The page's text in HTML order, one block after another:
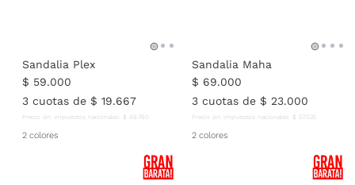
Sandalia Plex
$ 59.000
3cuotas de $ 19.667
Precio sin impuestos nacionales: $ 48 760
2 colores
Sandalia Maha
$ 69.000
3cuotas de $ 23.000
Precio sin impuestos nacionales: $ 57 .025
2 colores